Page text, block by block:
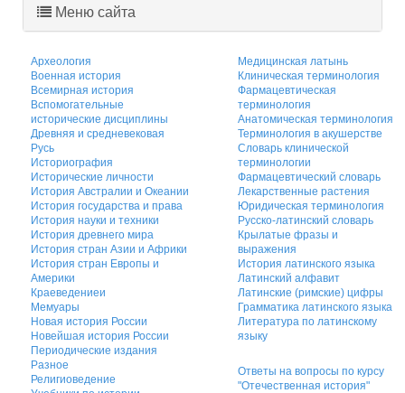
Меню сайта
Археология
Военная история
Всемирная история
Вспомогательные
исторические дисциплины
Древняя и средневековая
Русь
Историография
Исторические личности
История Австралии и Океании
История государства и права
История науки и техники
История древнего мира
История стран Азии и Африки
История стран Европы и
Америки
Краеведениеи
Мемуары
Новая история России
Новейшая история России
Периодические издания
Разное
Религиоведение
Медицинская латынь
Клиническая терминология
Фармацевтическая
терминология
Анатомическая терминология
Терминология в акушерстве
Словарь клинической
терминологии
Фармацевтический словарь
Лекарственные растения
Юридическая терминология
Русско-латинский словарь
Крылатые фразы и
выражения
История латинского языка
Латинский алфавит
Латинские (римские) цифры
Грамматика латинского языка
Литература по латинскому
языку
Ответы на вопросы по курсу
"Отечественная история"